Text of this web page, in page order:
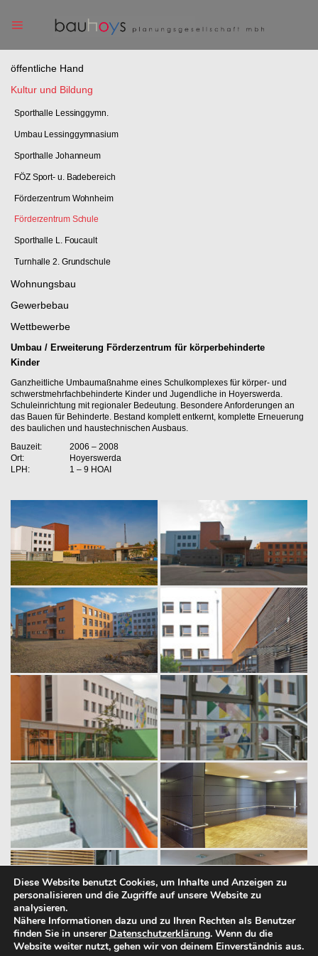
öffentliche Hand
Kultur und Bildung
Sporthalle Lessinggymn.
Umbau Lessinggymnasium
Sporthalle Johanneum
FÖZ Sport- u. Badebereich
Förderzentrum Wohnheim
Förderzentrum Schule
Sporthalle L. Foucault
Turnhalle 2. Grundschule
Wohnungsbau
Gewerbebau
Wettbewerbe
Umbau / Erweiterung Förderzentrum für körperbehinderte
Kinder
Ganzheitliche Umbaumaßnahme eines Schulkomplexes für körper- und
schwerstmehrfachbehinderte Kinder und Jugendliche in Hoyerswerda.
Schuleinrichtung mit regionaler Bedeutung. Besondere Anforderungen an
das Bauen für Behinderte. Bestand komplett entkernt, komplette Erneuerung
des baulichen und haustechnischen Ausbaus.
Bauzeit:
Ort:
LPH:
2006 – 2008
Hoyerswerda
1 – 9 HOAI
Diese Website benutzt Cookies, um Inhalte und Anzeigen zu
personalisieren und die Zugriffe auf unsere Website zu
analysieren.
Nähere Informationen dazu und zu Ihren Rechten als Benutzer
finden Sie in unserer Datenschutzerklärung. Wenn du die
Website weiter nutzt, gehen wir von deinem Einverständnis aus.